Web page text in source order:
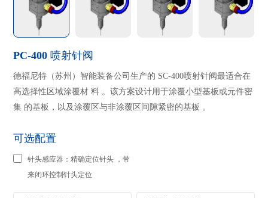
PC-400 喷射针阀
德福尼特（苏州）智能装备公司生产的 SC-400喷射针阀最适合在
高选择性区域涂覆材 料 。该方案设计用于涂覆小型基板或元件密
集 的基板，以及涂覆区与非涂覆区间隙紧密的基板 。
可选配置
针头感应器：精确定位针头 ，带
来闭环控制针头定位